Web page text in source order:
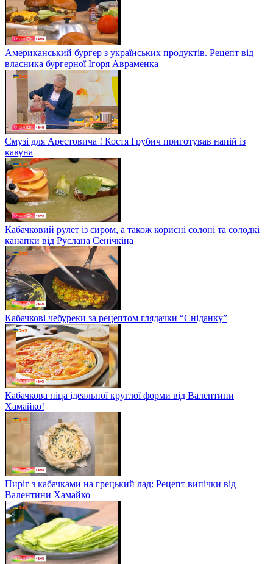
Американський бургер з українських продуктів. Рецепт від
власника бургерної Ігоря Авраменка
Смузі для Арестовича ! Костя Грубич приготував напій із
кавуна
Кабачковий рулет із сиром, а також корисні солоні та солодкі
канапки від Руслана Сенічкіна
Кабачкові чебуреки за рецептом глядачки “Сніданку”
Кабачкова піца ідеальної круглої форми від Валентини
Хамайко!
Пиріг з кабачками на грецький лад: Рецепт випічки від
Валентини Хамайко